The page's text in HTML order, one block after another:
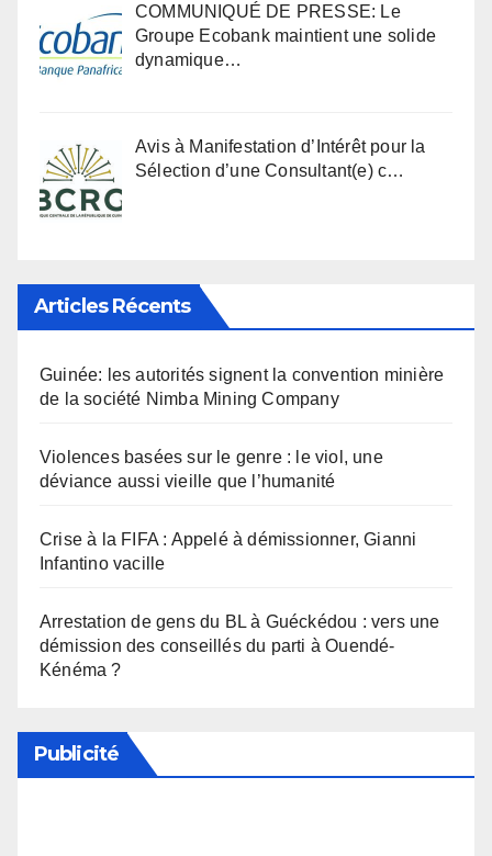
COMMUNIQUÉ DE PRESSE: Le
Groupe Ecobank maintient une solide
dynamique…
Avis à Manifestation d’Intérêt pour la
Sélection d’une Consultant(e) c…
Articles Récents
Guinée: les autorités signent la convention minière
de la société Nimba Mining Company
Violences basées sur le genre : le viol, une
déviance aussi vieille que l’humanité
Crise à la FIFA : Appelé à démissionner, Gianni
Infantino vacille
Arrestation de gens du BL à Guéckédou : vers une
démission des conseillés du parti à Ouendé-
Kénéma ?
Publicité